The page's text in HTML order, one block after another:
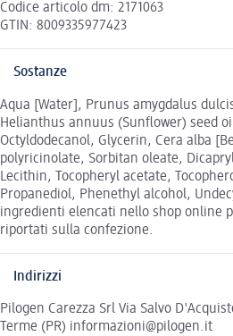
Codice articolo dm: 2171063
GTIN: 8009335977423
Sostanze
Aqua [Water], Prunus amygdalus
Helianthus annuus (Sunflower) seed
Octyldodecanol, Glycerin, Cera alba
polyricinolate, Sorbitan oleate,
Lecithin, Tocopheryl acetate,
Propanediol, Phenethyl alcohol,
ingredienti elencati nello shop online
riportati sulla confezione.
Indirizzi
Pilogen Carezza Srl Via Salvo
Terme (PR) informazioni@pilogen.it